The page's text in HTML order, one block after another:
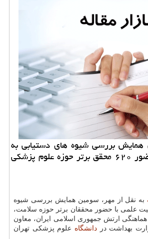
همایش بررسی شیوه های دستیابی به
مرجعیت علمی با حضور ۶۲۰ محقق برتر حوزه علوم پزشكی
به نقل از مهر، سومین همایش بررسی شیوه
علمی با حضور محققان برتر حوزه سلامت،
ارتش جمهوری اسلامی ایران، معاون
بهداشت در دانشگاه علوم پزشكی تهران